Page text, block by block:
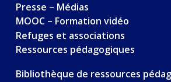
Presse – Médias
MOOC – Formation vidéo
Refuges et associations
Ressources pédagogiques
Bibliothèque de ressources